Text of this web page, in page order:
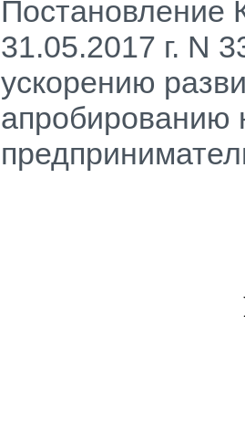
Постановление
31.05.2017 г. N
ускорению
апробированию